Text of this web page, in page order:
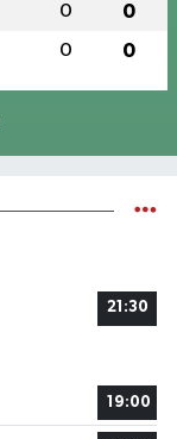
0 0
0 0
21:30
19:00